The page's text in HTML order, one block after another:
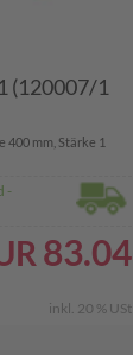
(120007/1
400 mm, Stärke 1
-
83.04
inkl. 20 % USt